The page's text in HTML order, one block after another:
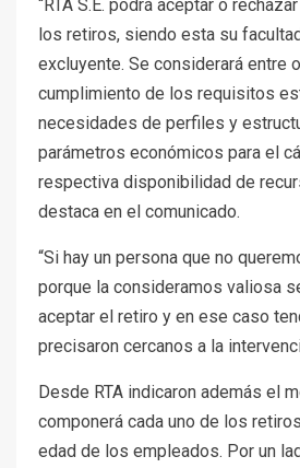
“RTA S.E. podrá aceptar o
los retiros, siendo esta su
excluyente. Se considerará entre
cumplimiento de los requisitos
necesidades de perfiles y
parámetros económicos para el
respectiva disponibilidad de
destaca en el comunicado.
“Si hay un persona que no
porque la consideramos valiosa
aceptar el retiro y en ese caso
precisaron cercanos a la
Desde RTA indicaron además el
componerá cada uno de los
edad de los empleados. Por un